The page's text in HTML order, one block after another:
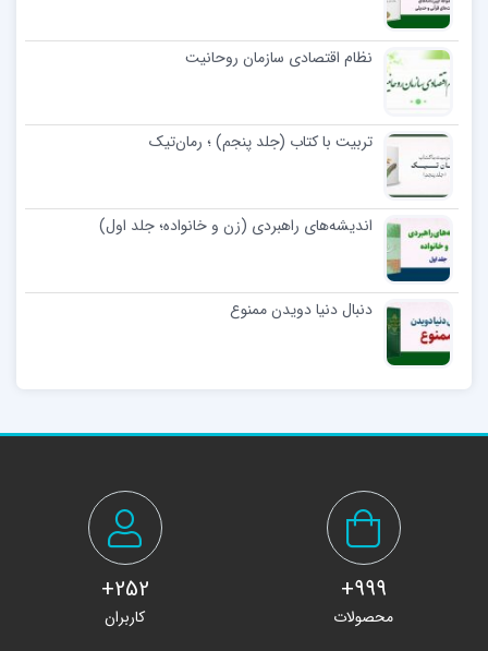
نظام اقتصادی سازمان روحانیت
تربیت با کتاب (جلد پنجم) ؛ رمان‌تیک
اندیشه‌های راهبردی (زن و خانواده؛ جلد اول)
دنبال دنیا دویدن ممنوع
999+
محصولات
252+
کاربران